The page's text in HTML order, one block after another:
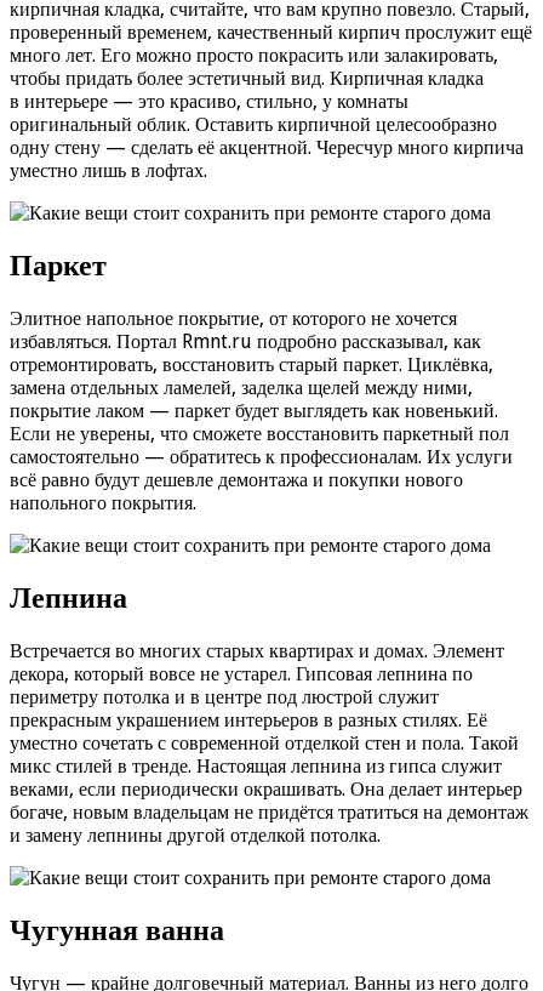
кирпичная кладка, считайте, что вам крупно повезло. Старый,
проверенный временем, качественный кирпич прослужит ещё
много лет. Его можно просто покрасить или залакировать,
чтобы придать более эстетичный вид. Кирпичная кладка
в интерьере — это красиво, стильно, у комнаты
оригинальный облик. Оставить кирпичной целесообразно
одну стену — сделать её акцентной. Чересчур много кирпича
уместно лишь в лофтах.
Паркет
Элитное напольное покрытие, от которого не хочется
избавляться. Портал Rmnt.ru подробно рассказывал, как
отремонтировать, восстановить старый паркет. Циклёвка,
замена отдельных ламелей, заделка щелей между ними,
покрытие лаком — паркет будет выглядеть как новенький.
Если не уверены, что сможете восстановить паркетный пол
самостоятельно — обратитесь к профессионалам. Их услуги
всё равно будут дешевле демонтажа и покупки нового
напольного покрытия.
Лепнина
Встречается во многих старых квартирах и домах. Элемент
декора, который вовсе не устарел. Гипсовая лепнина по
периметру потолка и в центре под люстрой служит
прекрасным украшением интерьеров в разных стилях. Её
уместно сочетать с современной отделкой стен и пола. Такой
микс стилей в тренде. Настоящая лепнина из гипса служит
веками, если периодически окрашивать. Она делает интерьер
богаче, новым владельцам не придётся тратиться на демонтаж
и замену лепнины другой отделкой потолка.
Чугунная ванна
Чугун — крайне долговечный материал. Ванны из него долго